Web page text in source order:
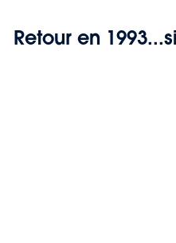
Retour en